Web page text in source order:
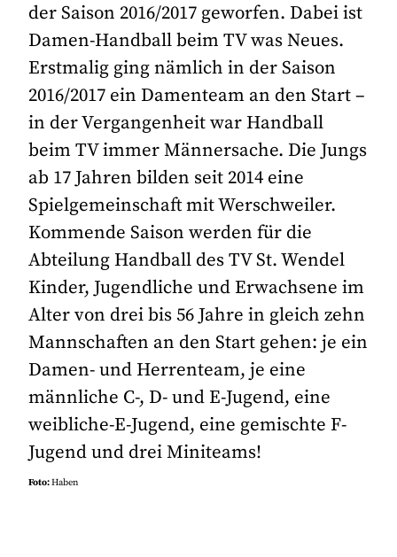
der Saison 2016/2017 geworfen. Dabei ist
Damen-Handball beim TV was Neues.
Erstmalig ging nämlich in der Saison
2016/2017 ein Damenteam an den Start –
in der Vergangenheit war Handball
beim TV immer Männersache. Die Jungs
ab 17 Jahren bilden seit 2014 eine
Spielgemeinschaft mit Werschweiler.
Kommende Saison werden für die
Abteilung Handball des TV St. Wendel
Kinder, Jugendliche und Erwachsene im
Alter von drei bis 56 Jahre in gleich zehn
Mannschaften an den Start gehen: je ein
Damen- und Herrenteam, je eine
männliche C-, D- und E-Jugend, eine
weibliche-E-Jugend, eine gemischte F-
Jugend und drei Miniteams!
Foto:Haben